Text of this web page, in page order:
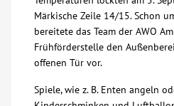
Veranstaltungen
Spenden
Mitmachen
Märkische Zeile 14/15. Schon
bereitete das Team der AWO
Frühförderstelle den
offenen Tür vor.
Spiele, wie z. B. Enten angeln